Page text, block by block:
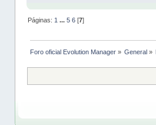
Páginas: 1 ... 5 6[7]
Foro oficial Evolution Manager» General »